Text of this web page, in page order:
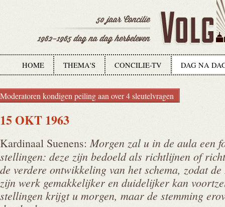
HOME THEMA'S CONCILIE-TV DAG NA
Moderatoren kondigen peiling aan over 4 sleutelvragen
15 OKT 1963
Kardinaal Suenens: Morgen zal u in de aula een
stellingen: deze zijn bedoeld als richtlijnen of
de verdere ontwikkeling van het schema, zodat
zijn werk gemakkelijker en duidelijker kan
stellingen krijgt u morgen, maar de stemming